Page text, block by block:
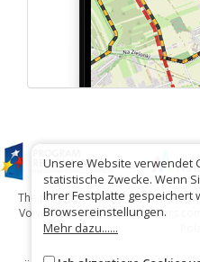
The project has been carried out
Voivodship within tourist offers
Unsere Website verwendet
statistische Zwecke. Wenn
Ihrer Festplatte gespeichert
Browsereinstellungen.
Mehr dazu......